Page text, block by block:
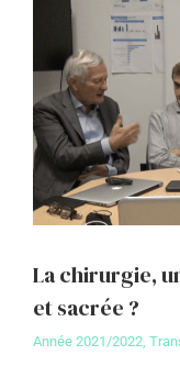
La chirurgie,
et sacrée ?
Année 2021/2022